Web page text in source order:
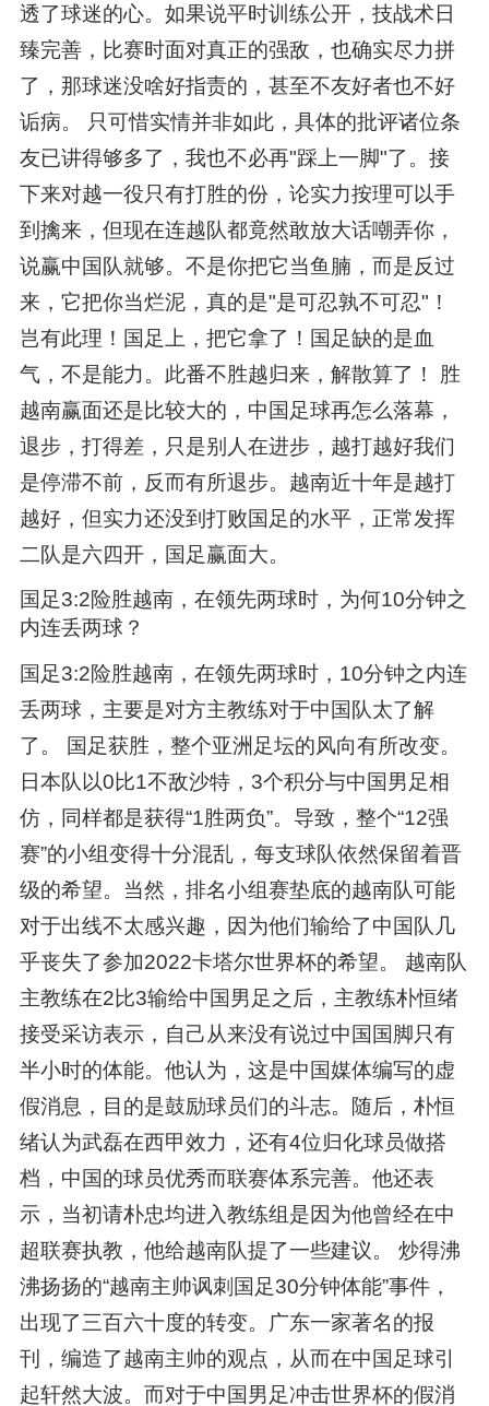
透了球迷的心。如果说平时训练公开，技战术日
臻完善，比赛时面对真正的强敌，也确实尽力拼
了，那球迷没啥好指责的，甚至不友好者也不好
诟病。 只可惜实情并非如此，具体的批评诸位条
友已讲得够多了，我也不必再"踩上一脚"了。接
下来对越一役只有打胜的份，论实力按理可以手
到擒来，但现在连越队都竟然敢放大话嘲弄你，
说赢中国队就够。不是你把它当鱼腩，而是反过
来，它把你当烂泥，真的是"是可忍孰不可忍"！
岂有此理！国足上，把它拿了！国足缺的是血
气，不是能力。此番不胜越归来，解散算了！ 胜
越南赢面还是比较大的，中国足球再怎么落幕，
退步，打得差，只是别人在进步，越打越好我们
是停滞不前，反而有所退步。越南近十年是越打
越好，但实力还没到打败国足的水平，正常发挥
二队是六四开，国足赢面大。
国足3:2险胜越南，在领先两球时，为何10分钟之
内连丢两球？
国足3:2险胜越南，在领先两球时，10分钟之内连
丢两球，主要是对方主教练对于中国队太了解
了。 国足获胜，整个亚洲足坛的风向有所改变。
日本队以0比1不敌沙特，3个积分与中国男足相
仿，同样都是获得“1胜两负”。导致，整个“12强
赛”的小组变得十分混乱，每支球队依然保留着晋
级的希望。当然，排名小组赛垫底的越南队可能
对于出线不太感兴趣，因为他们输给了中国队几
乎丧失了参加2022卡塔尔世界杯的希望。 越南队
主教练在2比3输给中国男足之后，主教练朴恒绪
接受采访表示，自己从来没有说过中国国脚只有
半小时的体能。他认为，这是中国媒体编写的虚
假消息，目的是鼓励球员们的斗志。随后，朴恒
绪认为武磊在西甲效力，还有4位归化球员做搭
档，中国的球员优秀而联赛体系完善。他还表
示，当初请朴忠均进入教练组是因为他曾经在中
超联赛执教，他给越南队提了一些建议。 炒得沸
沸扬扬的“越南主帅讽刺国足30分钟体能”事件，
出现了三百六十度的转变。广东一家著名的报
刊，编造了越南主帅的观点，从而在中国足球引
起轩然大波。而对于中国男足冲击世界杯的假消